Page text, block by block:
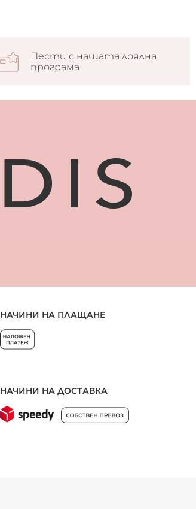
Пести с нашата лоялна
програма
НАЧИНИ НА ПЛАЩАНЕ
НАЧИНИ НА ДОСТАВКА